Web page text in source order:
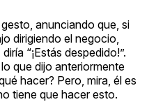
anunciando que, si
dirigiendo el negocio,
“¡Estás despedido!”.
que dijo anteriormente
hacer? Pero, mira, él es
tiene que hacer esto.